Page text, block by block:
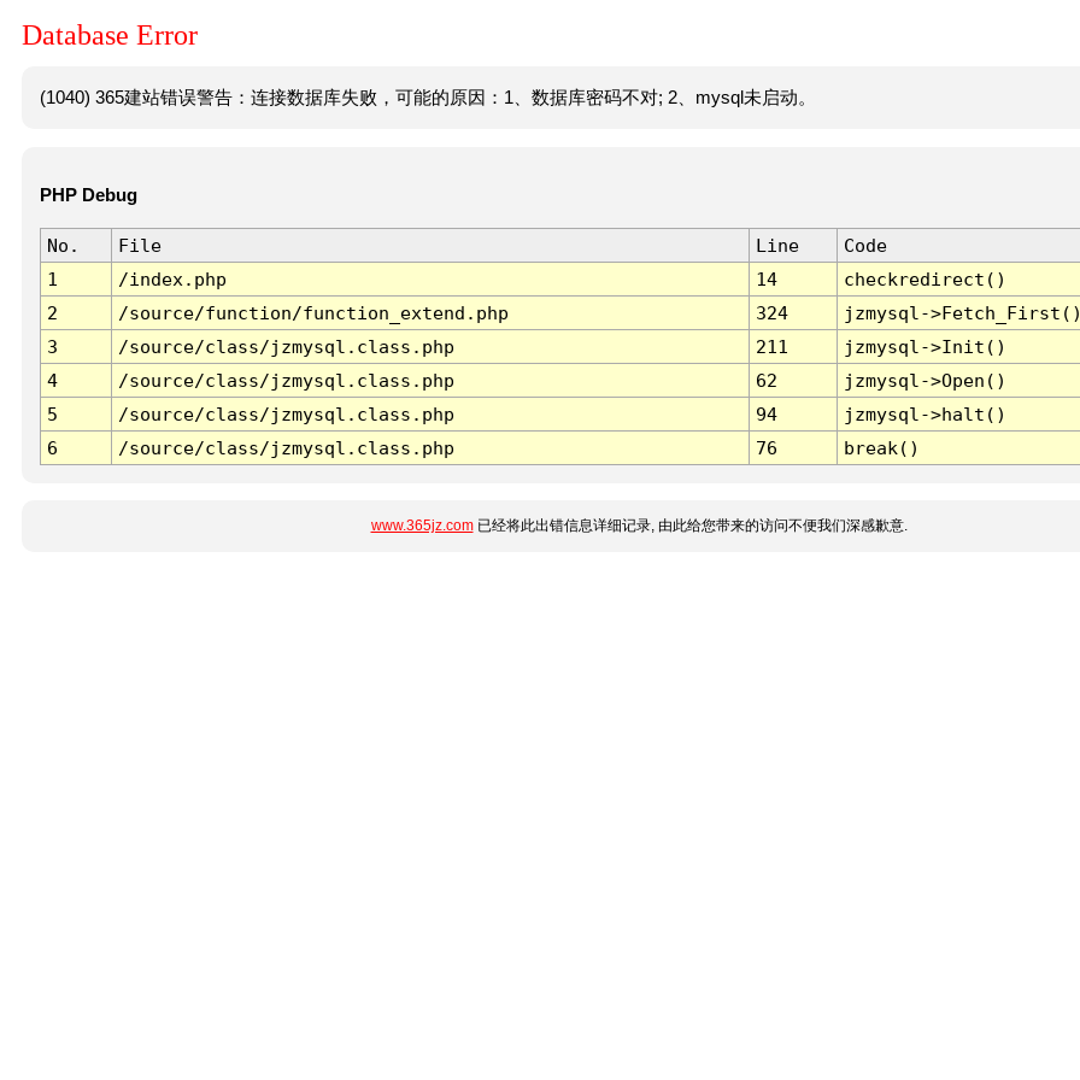
Database Error
(1040) 365建站错误警告：连接数据库失败，可能的原因：1、数据库密码不对; 2、mysql未启动。
PHP Debug
No. File Line
Code
1
/index.php 14
checkredirect()
2
/source/function/function_extend.php 324
jzmysql-
3
/source/class/jzmysql.class.php 211
jzmysql->Init()
4
/source/class/jzmysql.class.php 62
jzmysql->Open()
5
/source/class/jzmysql.class.php 94
jzmysql->halt()
6
/source/class/jzmysql.class.php 76 break()
www.365jz.com已经将此出错信息详细记录, 由此给您带来的访问不便我们深感歉意.